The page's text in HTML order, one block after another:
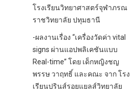
โรงเรียนวิทยาศาสตร์จุฬาภรณ
ราชวิทยาลัย ปทุมธานี
-ผลงานเรื่อง “เครื่องวัดค่า vital
signs ผ่านแอปพลิเคชันแบบ
Real-time” โดย เด็กหญิงชญ
พรรษ วาฤทธิ์ และคณะ จาก โรง
เรียนปรินส์รอยแยลส์วิทยาลัย